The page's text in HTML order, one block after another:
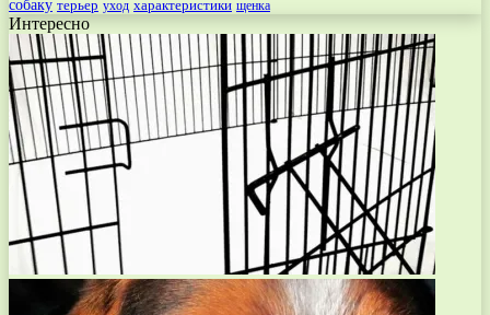
собаку терьер уход характеристики щенка
Интересно